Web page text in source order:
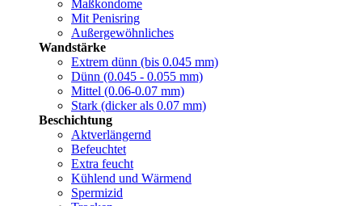
Maßkondome
Mit Penisring
Außergewöhnliches
Wandstärke
Extrem dünn (bis 0.045 mm)
Dünn (0.045 - 0.055 mm)
Mittel (0.06-0.07 mm)
Stark (dicker als 0.07 mm)
Beschichtung
Aktverlängernd
Befeuchtet
Extra feucht
Kühlend und Wärmend
Spermizid